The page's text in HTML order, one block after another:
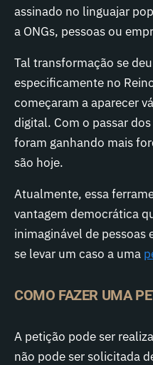
assinado no linguajar
a ONGs, pessoas ou
Tal transformação se
especificamente no
começaram a aparecer
digital. Com o passar
foram ganhando mais
são hoje.
Atualmente, essa
vantagem democrática
inimaginável de pessoas
se levar um caso a uma
COMO FAZER UMA
A petição pode ser
não pode ser solicitada